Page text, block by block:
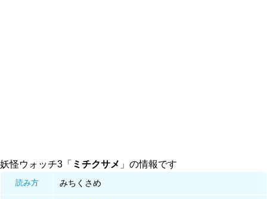
妖怪ウォッチ3「 ミチクサメ 」の情報です
読み方 みちくさめ